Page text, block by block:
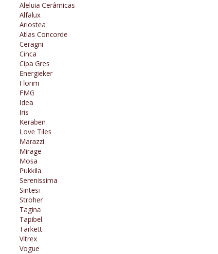
Aleluia Cerâmicas
Alfalux
Ariostea
Atlas Concorde
Ceragni
Cinca
Cipa Gres
Energieker
Florim
FMG
Idea
Iris
Keraben
Love Tiles
Marazzi
Mirage
Mosa
Pukkila
Serenissima
Sintesi
Ströher
Tagina
Tapibel
Tarkett
Vitrex
Vogue